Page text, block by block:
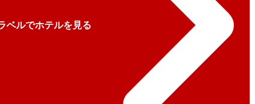
ベルでホテルを見る